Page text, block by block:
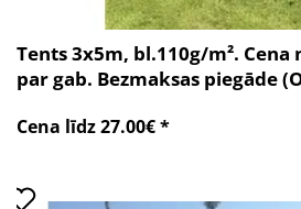
Tents 3x5m, bl.110g/m². Cena
par gab. Bezmaksas piegāde
Cena līdz 27.00€ *